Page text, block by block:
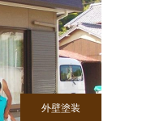
外壁塗装